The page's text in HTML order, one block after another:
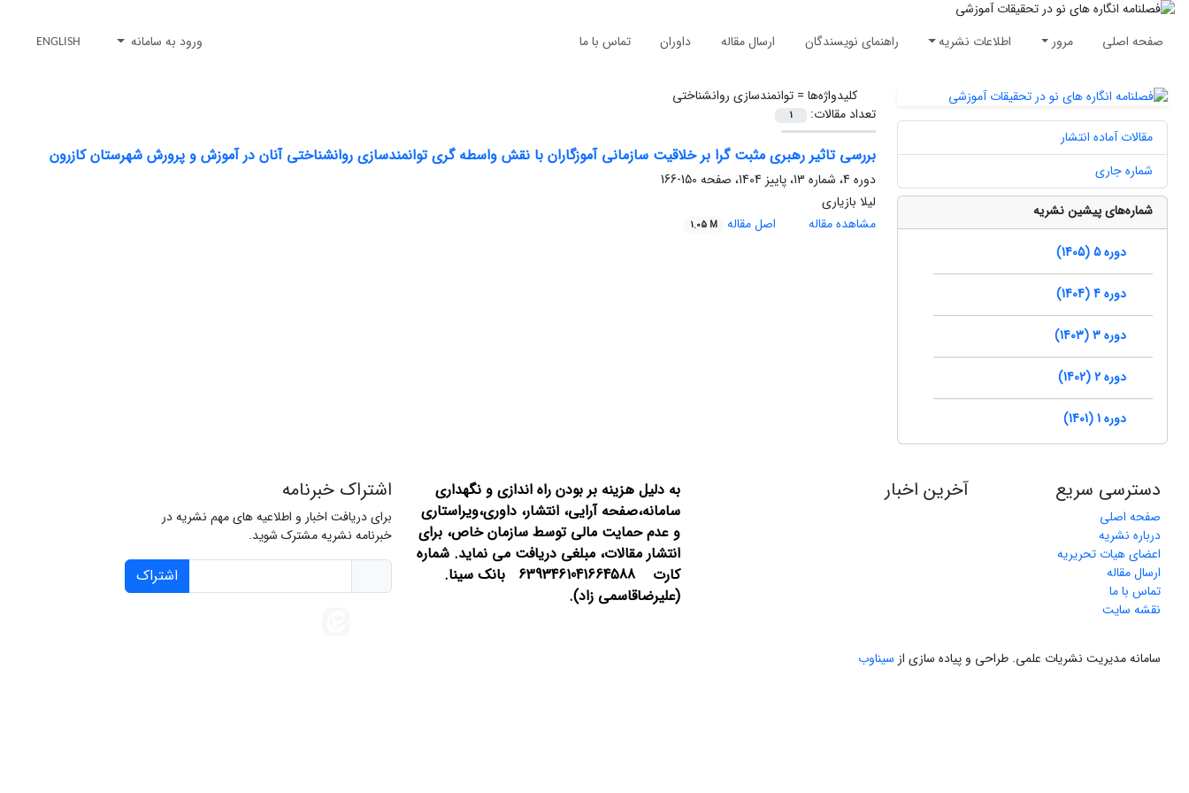
صفحه اصلی مرور اطلاعات نشریه راهنمای نویسندگان ارسال مقاله داوران تماس با ما ورود به سامانه ENGLISH
کلیدواژه‌ها =توانمندسازی روانشناختی
تعداد مقالات:
1
بررسی تاثیر رهبری مثبت گرا بر خلاقیت سازمانی آموزگاران با نقش واسطه گری توانمندسازی روانشناختی آنان در آموزش و پرورش شهرستان کازرون
دوره 4، شماره 13، پاییز 1404، صفحه
150-166
لیلا بازیاری
مشاهده مقاله
اصل مقاله 1.05 M
مقالات آماده انتشار
شماره جاری
شماره‌های پیشین نشریه
دوره 5 (1405)
دوره 4 (1404)
دوره 3 (1403)
دوره 2 (1402)
دوره 1 (1401)
دسترسی سریع
صفحه اصلی
درباره نشریه
اعضای هیات تحریریه
ارسال مقاله
تماس با ما
نقشه سایت
آخرین اخبار
به دلیل هزینه بر بودن راه اندازی و نگهداری
سامانه،صفحه آرایی، انتشار، داوری،ویراستاری
و عدم حمایت مالی توسط سازمان خاص، برای
انتشار مقالات، مبلغی دریافت می نماید. شماره
کارت 6393461041664588 بانک سینا.
(علیرضاقاسمی زاد).
اشتراک خبرنامه
برای دریافت اخبار و اطلاعیه های مهم نشریه در
خبرنامه نشریه مشترک شوید.
اشتراک
سامانه مدیریت نشریات علمی. طراحی و پیاده سازی از سیناوب